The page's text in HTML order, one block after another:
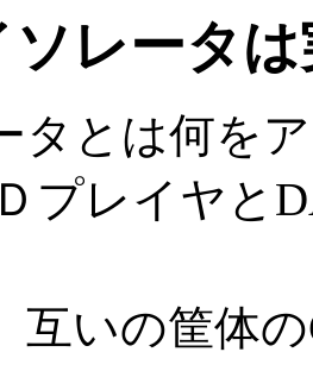
ソレータ
タとは何を
プレイヤと
互いの筐体